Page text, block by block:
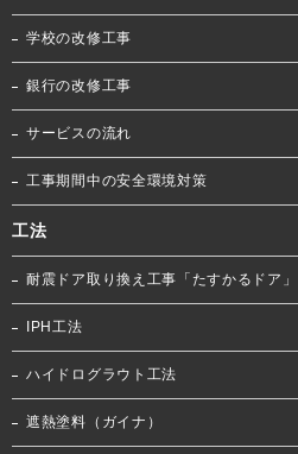
学校の改修工事
銀行の改修工事
サービスの流れ
工事期間中の安全環境対策
工法
耐震ドア取り換え工事「たすかるドア」
IPH工法
ハイドログラウト工法
遮熱塗料（ガイナ）